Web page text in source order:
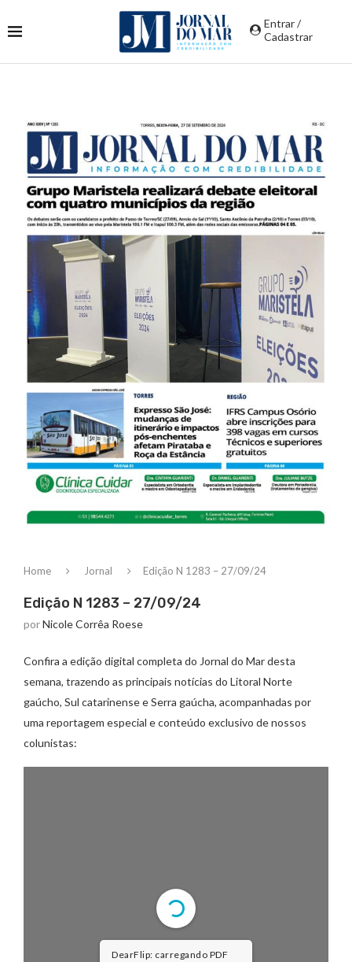
Entrar /
Cadastrar
Home Jornal Edição N 1283 – 27/09/24
Edição N 1283 – 27/09/24
porNicole Corrêa Roese
Confira a edição digital completa do Jornal do Mar desta
semana, trazendo as principais notícias do Litoral Norte
gaúcho, Sul catarinense e Serra gaúcha, acompanhadas por
uma reportagem especial e conteúdo exclusivo de nossos
colunistas:
DearFlip: carregando PDF